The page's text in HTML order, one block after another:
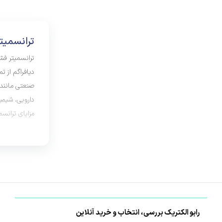
دیافراگم
دارویی،
مزایای
رابو الکتریک بررسی، انتخاب و خرید آنلاین